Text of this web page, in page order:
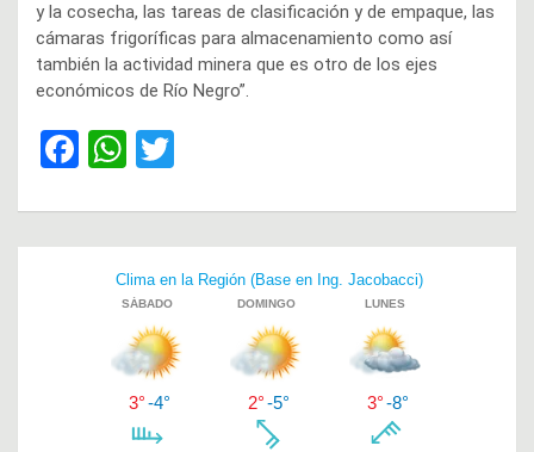
y la cosecha, las tareas de clasificación y de empaque, las
cámaras frigoríficas para almacenamiento como así
también la actividad minera que es otro de los ejes
económicos de Río Negro”.
F
ce
W
at
s
A
p
p
tt
er
Navegación
entradas